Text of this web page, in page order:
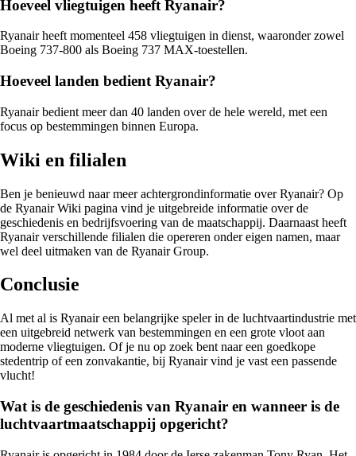
Hoeveel vliegtuigen heeft Ryanair?
Ryanair heeft momenteel 458 vliegtuigen in dienst, waaronder zowel
Boeing 737-800 als Boeing 737 MAX-toestellen.
Hoeveel landen bedient Ryanair?
Ryanair bedient meer dan 40 landen over de hele wereld, met een
focus op bestemmingen binnen Europa.
Wiki en filialen
Ben je benieuwd naar meer achtergrondinformatie over Ryanair? Op
de Ryanair Wiki pagina vind je uitgebreide informatie over de
geschiedenis en bedrijfsvoering van de maatschappij. Daarnaast heeft
Ryanair verschillende filialen die opereren onder eigen namen, maar
wel deel uitmaken van de Ryanair Group.
Conclusie
Al met al is Ryanair een belangrijke speler in de luchtvaartindustrie met
een uitgebreid netwerk van bestemmingen en een grote vloot aan
moderne vliegtuigen. Of je nu op zoek bent naar een goedkope
stedentrip of een zonvakantie, bij Ryanair vind je vast een passende
vlucht!
Wat is de geschiedenis van Ryanair en wanneer is de
luchtvaartmaatschappij opgericht?